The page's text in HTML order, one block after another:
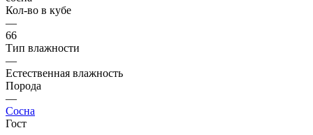
Кол-во в кубе
—
66
Тип влажности
—
Естественная влажность
Порода
—
Сосна
Гост